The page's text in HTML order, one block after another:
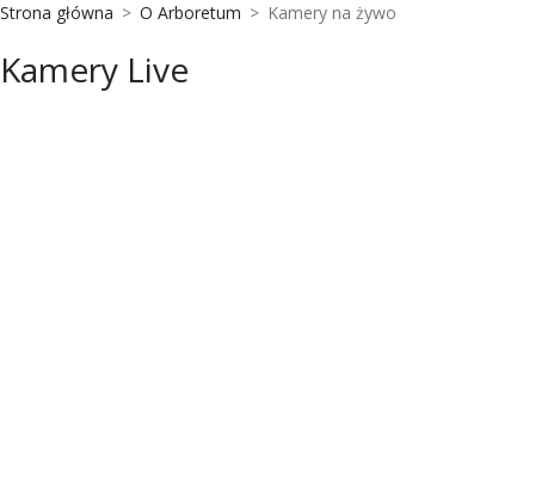
Strona główna O Arboretum Kamery na żywo
Kamery Live